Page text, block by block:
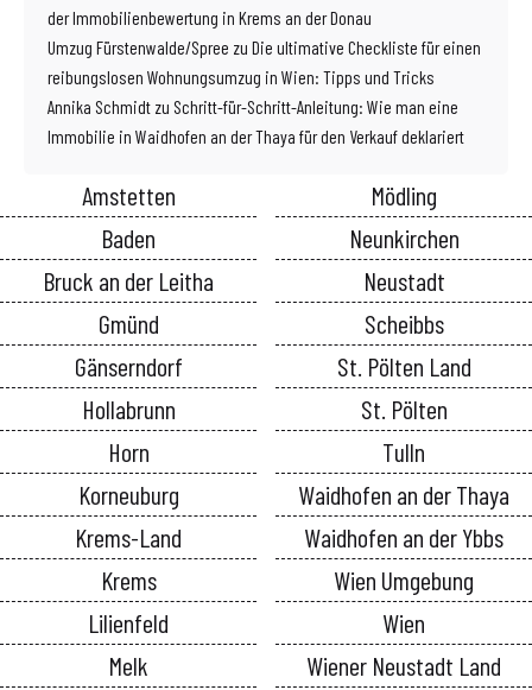
der Immobilienbewertung in Krems an der Donau
Umzug Fürstenwalde/Spree zu Die ultimative Checkliste für einen
reibungslosen Wohnungsumzug in Wien: Tipps und Tricks
Annika Schmidt zu Schritt-für-Schritt-Anleitung: Wie man eine
Immobilie in Waidhofen an der Thaya für den Verkauf deklariert
Amstetten
Baden
Bruck an der Leitha
Gmünd
Gänserndorf
Hollabrunn
Horn
Korneuburg
Krems-Land
Krems
Lilienfeld
Melk
Mödling
Neunkirchen
Neustadt
Scheibbs
St. Pölten Land
St. Pölten
Tulln
Waidhofen an der Thaya
Waidhofen an der Ybbs
Wien Umgebung
Wien
Wiener Neustadt Land